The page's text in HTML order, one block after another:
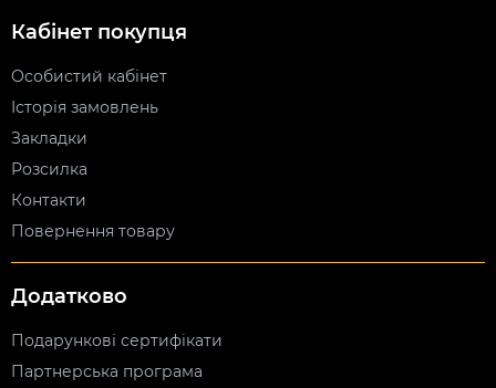
Кабінет покупця
Особистий кабінет
Історія замовлень
Закладки
Розсилка
Контакти
Повернення товару
Додатково
Подарункові сертифікати
Партнерська програма